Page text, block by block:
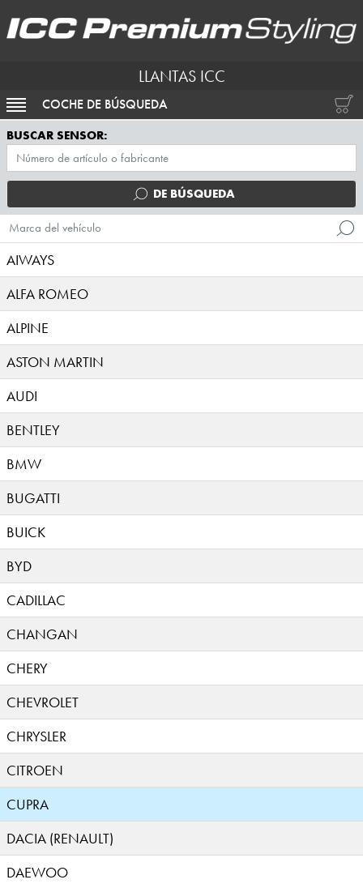
LLANTAS ICC
ACTIVAR NAVEGACIÓN
COCHE DE BÚSQUEDA
BUSCAR SENSOR:
DE BÚSQUEDA
Marca del vehículo
AIWAYS
ALFA ROMEO
ALPINE
ASTON MARTIN
AUDI
BENTLEY
BMW
BUGATTI
BUICK
BYD
CADILLAC
CHANGAN
CHERY
CHEVROLET
CHRYSLER
CITROEN
CUPRA
DACIA (RENAULT)
DAEWOO